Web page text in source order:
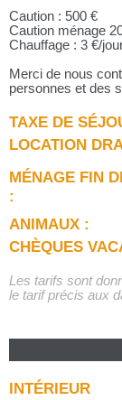
Caution : 500 €
Caution ménage
Chauffage : 3 €/
Merci de nous
personnes et des
TAXE DE
LOCATION
MÉNAGE FIN
:
ANIMAUX :
CHÈQUES
Les tarifs sont
le tarif précis aux
INTÉRIEUR